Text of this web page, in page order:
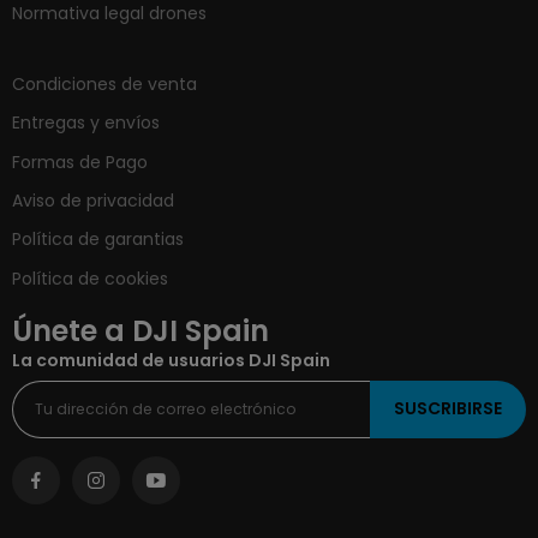
Normativa legal drones
Condiciones de venta
Entregas y envíos
Formas de Pago
Aviso de privacidad
Política de garantias
Política de cookies
Únete a DJI Spain
La comunidad de usuarios DJI Spain
SUSCRIBIRSE